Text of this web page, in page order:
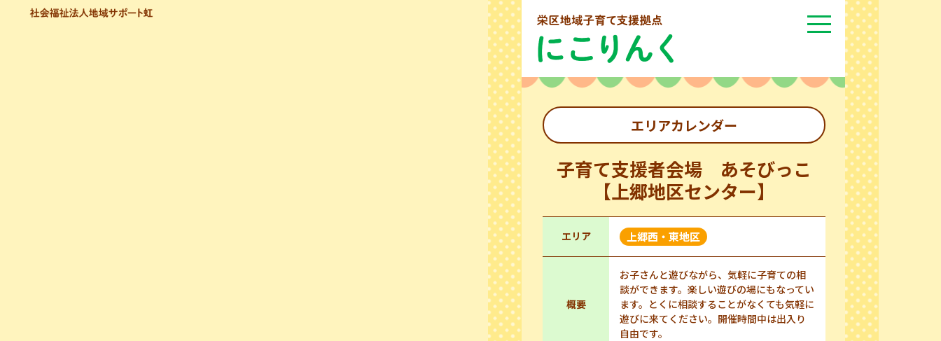
エリアカレンダー
子育て支援者会場 あそびっこ
【上郷地区センター】
エリア 上郷西・東地区
概要
お子さんと遊びながら、気軽に子育ての相
談ができます。楽しい遊びの場にもなってい
ます。とくに相談することがなくても気軽に
遊びに来てください。開催時間中は出入り
自由です。